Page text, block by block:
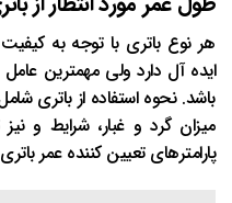
هر نوع باتری با توجه به
ایده آل دارد ولی مهمترین
باشد. نحوه استفاده از باتری
میزان گرد و غبار، شرایط و
پارامترهای تعیین کننده عمر